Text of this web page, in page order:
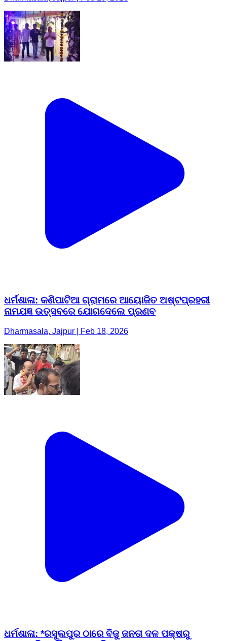
ଧର୍ମଶାଳା: କଣିପାଟିଆ ଗ୍ରାମରେ ଆୟୋଜିତ ଅଷ୍ଟପ୍ରହରୀ
ନାମଯଜ୍ଞ ଉତ୍ସବରେ ଯୋଗଦେଲେ ପ୍ରଣବ
Dharmasala, Jajpur | Feb 18, 2026
ଧର୍ମଶାଳା: *ରସୁଲପୁର ଠାରେ ବିଜୁ ଜନତା ଦଳ ପକ୍ଷରୁ